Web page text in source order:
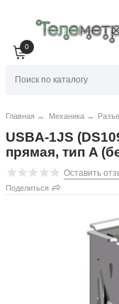
0
Главная → Механика →
USBA-1JS
прямая, тип A
Оставить
Поделиться